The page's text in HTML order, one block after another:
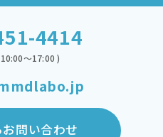
4414
～17:00 )
問い合わせ